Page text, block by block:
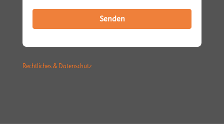
Rechtliches & Datenschutz